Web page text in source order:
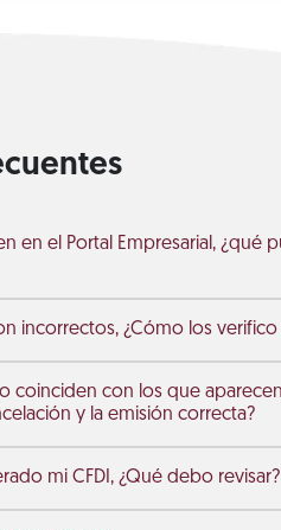
en el Portal Empresarial, ¿qué
incorrectos, ¿Cómo los verifico
coinciden con los que
y la emisión correcta?
mi CFDI, ¿Qué debo revisar?